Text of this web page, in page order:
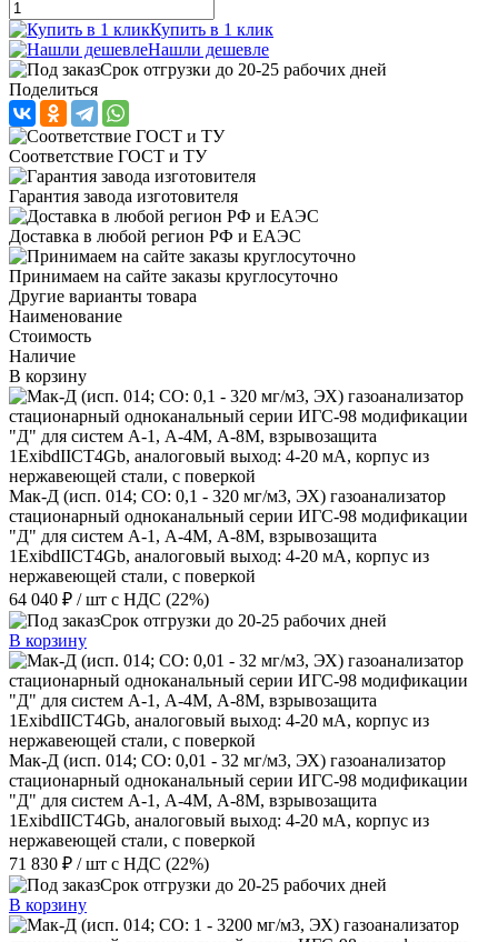
Купить в 1 клик
Нашли дешевле
Срок отгрузки до 20-25 рабочих дней
Поделиться
Соответствие ГОСТ и ТУ
Гарантия завода изготовителя
Доставка в любой регион РФ и ЕАЭС
Принимаем на сайте заказы круглосуточно
Другие варианты товара
Наименование
Стоимость
Наличие
В корзину
Мак-Д (исп. 014; СО: 0,1 - 320 мг/м3, ЭХ) газоанализатор
стационарный одноканальный серии ИГС-98 модификации
"Д" для систем А-1, А-4М, А-8М, взрывозащита
1ExibdIICT4Gb, аналоговый выход: 4-20 мА, корпус из
нержавеющей стали, с поверкой
64 040 ₽ / шт с НДС (22%)
Срок отгрузки до 20-25 рабочих дней
В корзину
Мак-Д (исп. 014; СО: 0,01 - 32 мг/м3, ЭХ) газоанализатор
стационарный одноканальный серии ИГС-98 модификации
"Д" для систем А-1, А-4М, А-8М, взрывозащита
1ExibdIICT4Gb, аналоговый выход: 4-20 мА, корпус из
нержавеющей стали, с поверкой
71 830 ₽ / шт с НДС (22%)
Срок отгрузки до 20-25 рабочих дней
В корзину